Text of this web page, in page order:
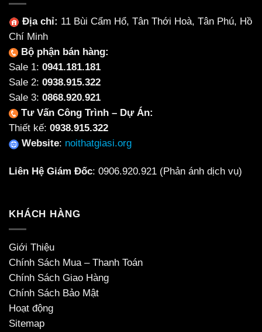
Địa chỉ: 11 Bùi Cẩm Hổ, Tân Thới Hoà, Tân Phú, Hồ
Chí Minh
Bộ phận bán hàng:
Sale 1: 0941.181.181
Sale 2: 0938.915.322
Sale 3: 0868.920.921
Tư Vấn Công Trình – Dự Án:
Thiết kế: 0938.915.322
Website: noithatgiasi.org
Liên Hệ Giám Đốc: 0906.920.921 (Phản ánh dịch vụ)
KHÁCH HÀNG
Giới Thiệu
Chính Sách Mua – Thanh Toán
Chính Sách Giao Hàng
Chính Sách Bảo Mật
Hoạt động
Sitemap